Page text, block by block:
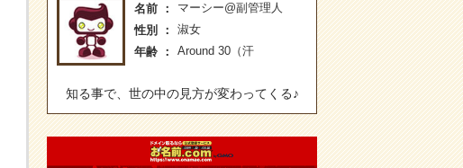
名前
マーシー@副管理人
性別
淑女
年齢
Around 30（汗
知る事で、世の中の見方が変わってくる♪